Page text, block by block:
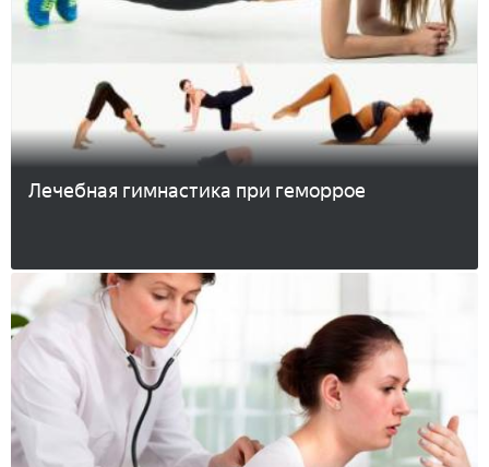
Лечебная гимнастика при геморрое